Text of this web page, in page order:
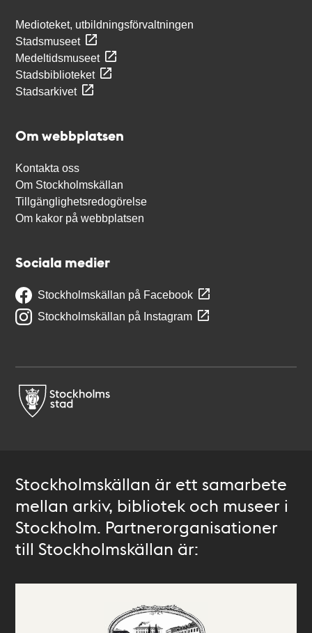
Medioteket, utbildningsförvaltningen
Stadsmuseet
Medeltidsmuseet
Stadsbiblioteket
Stadsarkivet
Om webbplatsen
Kontakta oss
Om Stockholmskällan
Tillgänglighetsredogörelse
Om kakor på webbplatsen
Sociala medier
Stockholmskällan på Facebook
Stockholmskällan på Instagram
Stockholmskällan är ett samarbete
mellan arkiv, bibliotek och museer i
Stockholm. Partnerorganisationer
till Stockholmskällan är: